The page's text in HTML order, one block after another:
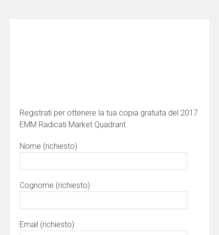
Registrati per ottenere la tua copia gratuita del 2017
EMM Radicati Market Quadrant.
Nome (richiesto)
Cognome (richiesto)
Email (richiesto)